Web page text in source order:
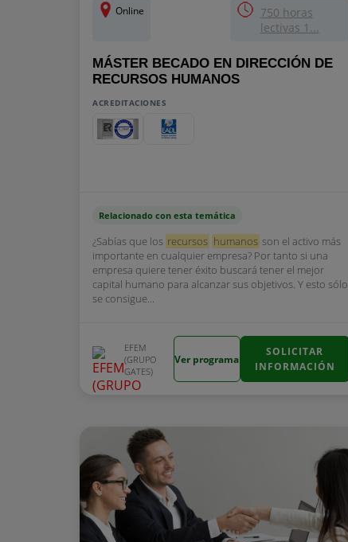
Online
750 horas
lectivas 1...
MÁSTER BECADO EN DIRECCIÓN DE
RECURSOS HUMANOS
ACREDITACIONES
Relacionado con esta temática
¿Sabías que los recursos humanos son el activo más
importante en cualquier empresa? Por tanto si una
empresa quiere tener éxito buscará tener el mejor
capital humano para alcanzar sus objetivos. Y esto sólo
se consigue...
EFEM
(GRUPO
GATES)
Ver programa
SOLICITAR
INFORMACIÓN